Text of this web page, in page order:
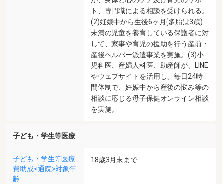
ト、専門職による相談を受けられる。
(2)妊娠中から生後6ヶ月(多胎は3歳)
未満の児童を養育している保護者に対
して、家事や育児の援助を行う産前・
産後ヘルパー派遣事業を実施。(3)小
児科医、産婦人科医、助産師が、LINE
やウェブサイトを活用し、毎日24時
間体制で、妊娠中から産後の悩み等の
相談に応じる母子保健オンライン相談
を実施。
子ども・学生等医療
子ども・学生等医療
費助成<通院>対象年
齢
18歳3月末まで